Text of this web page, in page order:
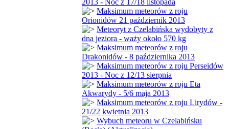
Maksimum meteorów z roju
Orionidów 21 październik 2013
Meteoryt z Czelabińska wydobyty z
dna jeziora - waży około 570 kg
Maksimum meteorów z roju
Drakonidów - 8 października 2013
Maksimum meteorów z roju Perseidów
2013 - Noc z 12/13 sierpnia
Maksimum meteorów z roju Eta
Akwarydy - 5/6 maja 2013
Maksimum meteorów z roju Lirydów -
21/22 kwietnia 2013
Wybuch meteoru w Czelabińsku